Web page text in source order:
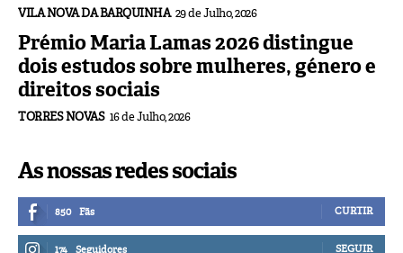
VILA NOVA DA BARQUINHA 29 de Julho, 2026
Prémio Maria Lamas 2026 distingue
dois estudos sobre mulheres, género e
direitos sociais
TORRES NOVAS 16 de Julho, 2026
As nossas redes sociais
850 Fãs CURTIR
174 Seguidores SEGUIR